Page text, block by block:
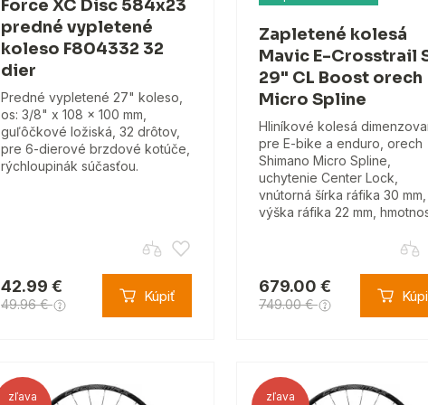
Force XC Disc 584x23
predné vypletené
koleso F804332 32
dier
Predné vypletené 27" koleso,
os: 3/8" x 108 x 100 mm,
guľôčkové ložiská, 32 drôtov,
pre 6-dierové brzdové kotúče,
rýchloupinák súčasťou.
42.99 €
49.96 € Kúpiť
Zapletené kolesá
Mavic E-Crosstrail
29" CL Boost orech
Micro Spline
Hliníkové kolesá
pre E-bike a enduro, orech
Shimano Micro Spline,
uchytenie Center Lock,
vnútorná šírka ráfika 30 mm,
výška ráfika 22 mm,
679.00 €
749.00 €
zľava zľava